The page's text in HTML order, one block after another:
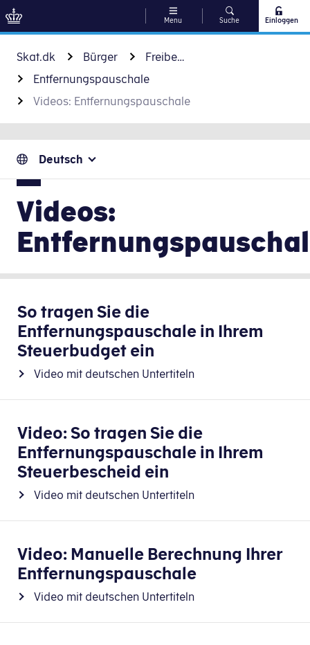
Zu Inhalt gehen
Menu Suche Einloggen
Skat.dk Bürger
Freibeträge und Pauschalen
Entfernungspauschale
Videos: Entfernungspauschale
Deutsch
Videos:
So tragen Sie die
Entfernungspauschale in Ihrem
Steuerbudget ein
Video mit deutschen Untertiteln
Video: So tragen Sie die
Entfernungspauschale in Ihrem
Steuerbescheid ein
Video mit deutschen Untertiteln
Video: Manuelle Berechnung Ihrer
Entfernungspauschale
Video mit deutschen Untertiteln